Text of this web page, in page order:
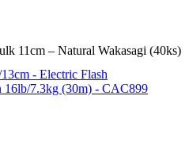
11cm – Natural Wakasagi (40ks)
- Electric Flash
7.3kg (30m) - CAC899